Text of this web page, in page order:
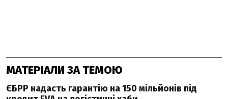
МАТЕРІАЛИ ЗА ТЕМОЮ
ЄБРР надасть гарантію на 150 мільйонів під